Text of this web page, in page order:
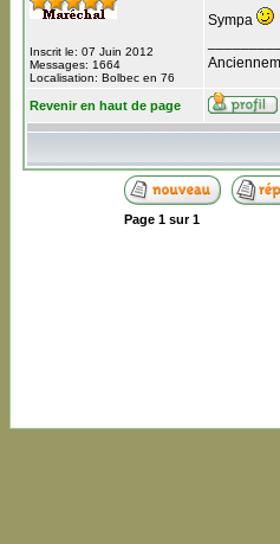
Inscrit le: 07 Juin 2012
Messages: 1664
Localisation: Bolbec en 76
Sympa
Revenir en haut de page
Page 1sur1